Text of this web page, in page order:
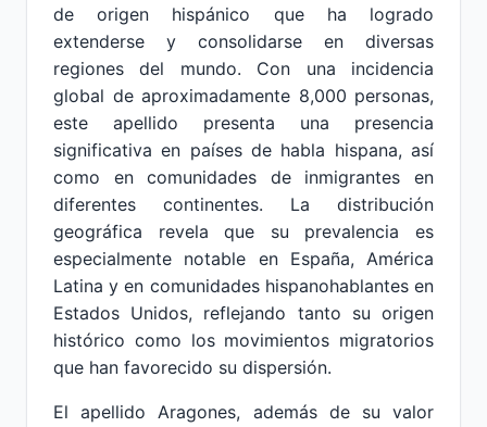
de origen hispánico que ha logrado
extenderse y consolidarse en diversas
regiones del mundo. Con una incidencia
global de aproximadamente 8,000 personas,
este apellido presenta una presencia
significativa en países de habla hispana, así
como en comunidades de inmigrantes en
diferentes continentes. La distribución
geográfica revela que su prevalencia es
especialmente notable en España, América
Latina y en comunidades hispanohablantes en
Estados Unidos, reflejando tanto su origen
histórico como los movimientos migratorios
que han favorecido su dispersión.
El apellido Aragones, además de su valor